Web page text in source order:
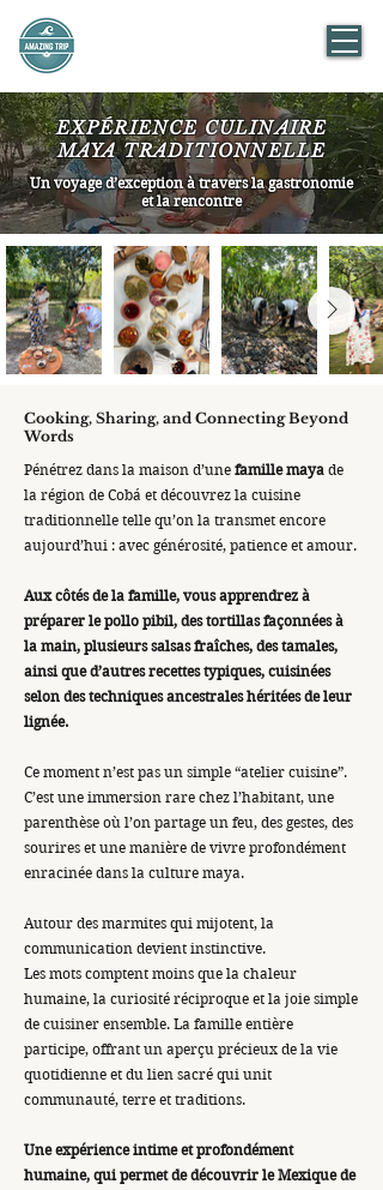
EXPÉRIENCE CULINAIRE
MAYA TRADITIONNELLE
Un voyage d’exception à travers la gastronomie
et la rencontre
Cooking, Sharing, and Connecting Beyond
Words
Pénétrez dans la maison d’une famille maya de
la région de Cobá et découvrez la cuisine
traditionnelle telle qu’on la transmet encore
aujourd’hui : avec générosité, patience et amour.
Aux côtés de la famille, vous apprendrez à
préparer le pollo pibil, des tortillas façonnées à
la main, plusieurs salsas fraîches, des tamales,
ainsi que d’autres recettes typiques, cuisinées
selon des techniques ancestrales héritées de leur
lignée.
Ce moment n’est pas un simple “atelier cuisine”.
C’est une immersion rare chez l’habitant, une
parenthèse où l’on partage un feu, des gestes, des
sourires et une manière de vivre profondément
enracinée dans la culture maya.
Autour des marmites qui mijotent, la
communication devient instinctive.
Les mots comptent moins que la chaleur
humaine, la curiosité réciproque et la joie simple
de cuisiner ensemble. La famille entière
participe, offrant un aperçu précieux de la vie
quotidienne et du lien sacré qui unit
communauté, terre et traditions.
Une expérience intime et profondément
humaine, qui permet de découvrir le Mexique de